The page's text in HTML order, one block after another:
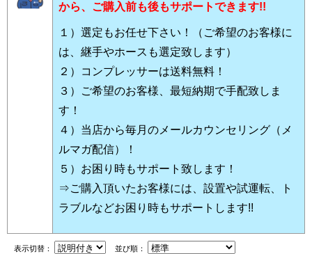
から、ご購入前も後もサポートできます!!
１）選定もお任せ下さい！（ご希望のお客様に
は、継手やホースも選定致します）
２）コンプレッサーは送料無料！
３）ご希望のお客様、最短納期で手配致しま
す！
４）当店から毎月のメールカウンセリング（メ
ルマガ配信）！
５）お困り時もサポート致します！
⇒ご購入頂いたお客様には、設置や試運転、ト
ラブルなどお困り時もサポートします!!
表示切替： 並び順：